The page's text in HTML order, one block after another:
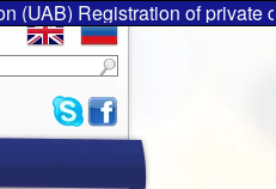
(UAB) Registration of private